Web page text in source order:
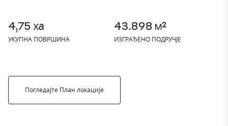
4,75 ха
УКУПНА ПОВРШИНА
43.898 м²
ИЗГРАЂЕНО ПОДРУЧЈЕ
Погледајте План локације